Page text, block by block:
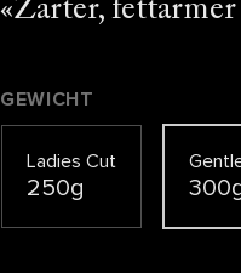
Zarter,
GEWICHT
Ladies Cut
250g